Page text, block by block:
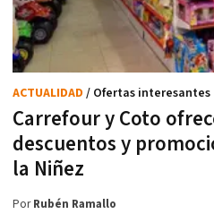
Carrefour y Coto
descuentos y
la Niñez
ACTUALIDAD / Ofertas interesantes
PorRubén Ramallo